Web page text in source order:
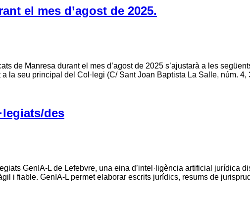
el mes d’agost de 2025.
de Manresa durant el mes d’agost de 2025 s’ajustarà a les
la seu principal del Col·legi (C/ Sant Joan Baptista La Salle, núm.
des
GenIA-L de Lefebvre, una eina d’intel·ligència artificial jurídica
i fiable. GenIA-L permet elaborar escrits jurídics, resums de